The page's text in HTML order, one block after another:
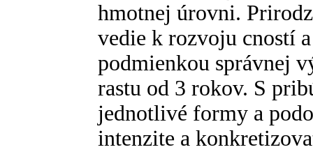
hmotnej úrovni.
vedie k rozvoju cností
podmienkou správnej
rastu od 3 rokov. S
jednotlivé formy a
intenzite a